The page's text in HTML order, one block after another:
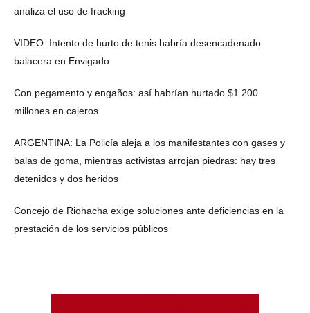
analiza el uso de fracking
VIDEO: Intento de hurto de tenis habría desencadenado
balacera en Envigado
Con pegamento y engaños: así habrían hurtado $1.200
millones en cajeros
ARGENTINA: La Policía aleja a los manifestantes con gases y
balas de goma, mientras activistas arrojan piedras: hay tres
detenidos y dos heridos
Concejo de Riohacha exige soluciones ante deficiencias en la
prestación de los servicios públicos